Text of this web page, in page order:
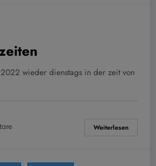
wieder dienstags in der zeit von
Weiterlesen